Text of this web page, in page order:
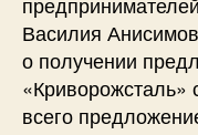
Василия
о получении
«Криворожсталь»
всего